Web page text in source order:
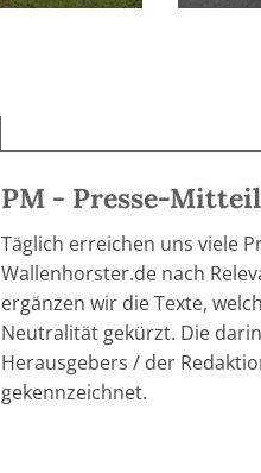
PM - Presse-
Täglich erreichen uns viele
Wallenhorster.de nach
ergänzen wir die Texte,
Neutralität gekürzt. Die
Herausgebers / der
gekennzeichnet.